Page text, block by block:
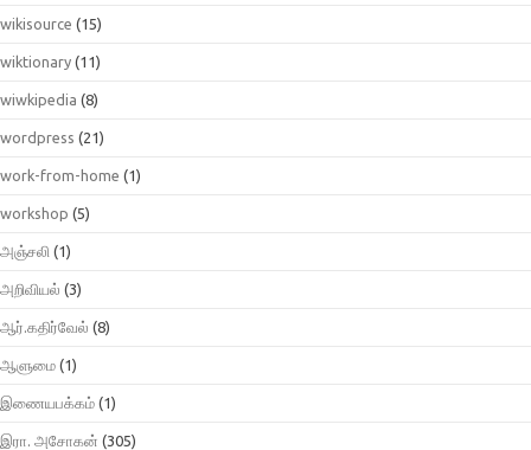
wikisource (15)
wiktionary (11)
wiwkipedia (8)
wordpress (21)
work-from-home (1)
workshop (5)
அஞ்சலி (1)
அறிவியல் (3)
ஆர்.கதிர்வேல் (8)
ஆளுமை (1)
இணையபக்கம் (1)
இரா. அசோகன் (305)